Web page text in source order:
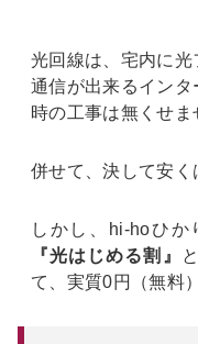
光回線は、宅内に
通信が出来るインタ
時の工事は無くせま
併せて、決して安く
しかし、hi-hoひか
『光はじめる割』
て、実質0円（無料